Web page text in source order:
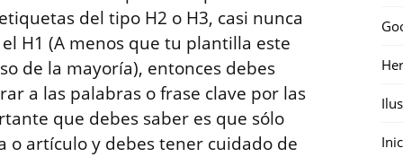
del tipo H2 o H3, casi nunca
H1 (A menos que tu plantilla este
de la mayoría), entonces debes
a las palabras o frase clave por las
que debes saber es que sólo
artículo y debes tener cuidado de